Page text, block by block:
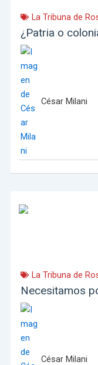
La Tribuna de
¿Patria o
César Milani
La Tribuna de
Necesitamos
César Milani